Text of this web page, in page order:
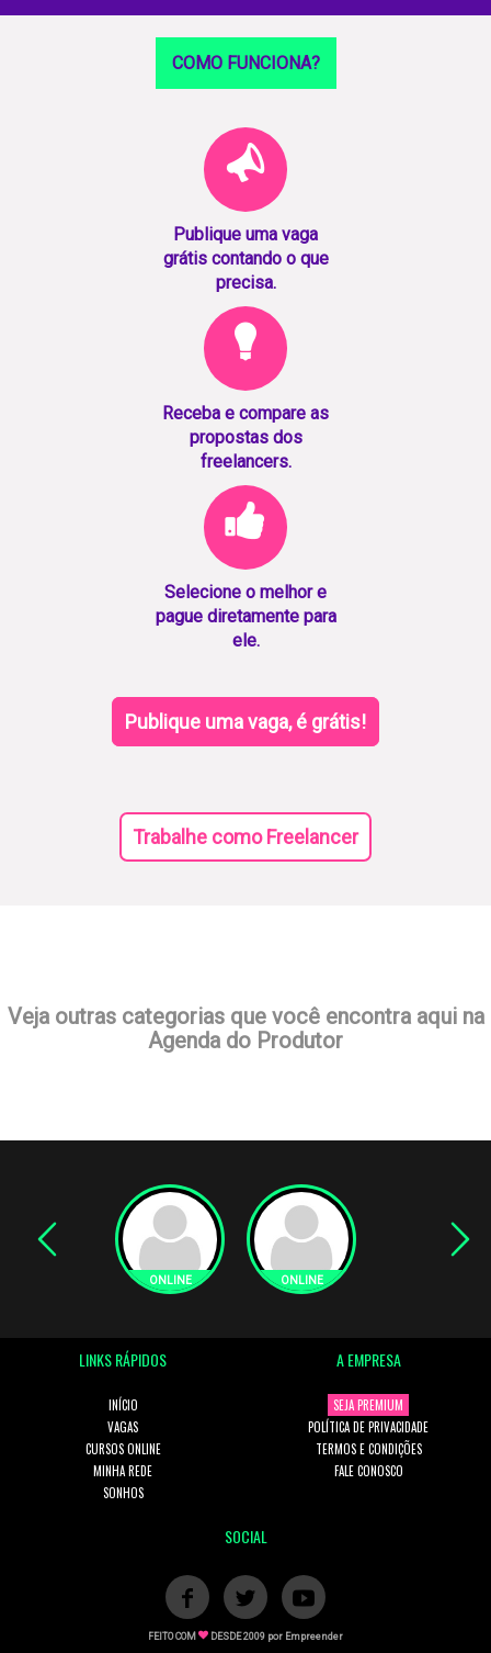
COMO FUNCIONA?
Publique uma vaga
grátis contando o que
precisa.
Receba e compare as
propostas dos
freelancers.
Selecione o melhor e
pague diretamente para
ele.
Publique uma vaga, é grátis!
Trabalhe como Freelancer
Veja outras categorias que você encontra aqui na
Agenda do Produtor
LINKS RÁPIDOS
INÍCIO
VAGAS
CURSOS ONLINE
MINHA REDE
SONHOS
A EMPRESA
SEJA PREMIUM
POLÍTICA DE PRIVACIDADE
TERMOS E CONDIÇÕES
FALE CONOSCO
SOCIAL
FEITO COM DESDE 2009 por Empreender